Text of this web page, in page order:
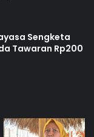
Sengketa
Tawaran Rp200